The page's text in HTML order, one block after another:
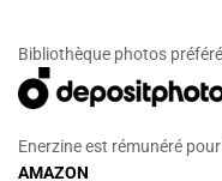
Bibliothèque photos
Enerzine est rémunéré
AMAZON